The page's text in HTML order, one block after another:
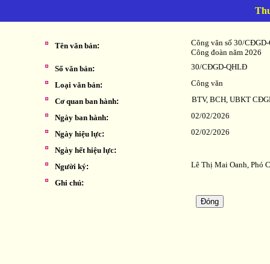
Tên văn bản:
Công văn số 30/
Công đoàn năm 2026
Số văn bản:
30/CĐGD-QHLĐ
Loại văn bản:
Công văn
Cơ quan ban hành:
BTV, BCH, UBKT
Ngày ban hành:
02/02/2026
Ngày hiệu lực:
02/02/2026
Ngày hết hiệu lực:
Người ký:
Lê Thị Mai Oanh, Phó
Ghi chú: